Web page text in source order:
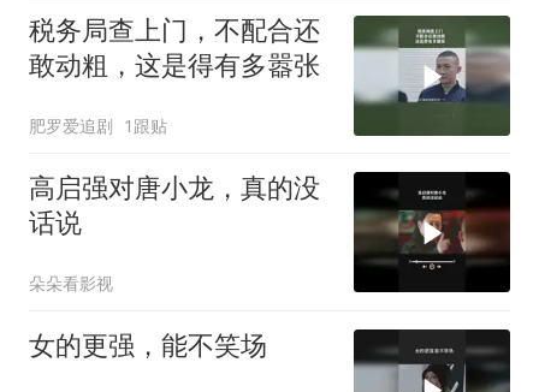
税务局查上门，不配合还
敢动粗，这是得有多嚣张
肥罗爱追剧 1跟贴
高启强对唐小龙，真的没
话说
朵朵看影视
女的更强，能不笑场